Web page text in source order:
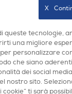
queste tecnologie,
una migliore
personalizzare
che siano
dei social
nostro sito.
cookie” ti sarà
X